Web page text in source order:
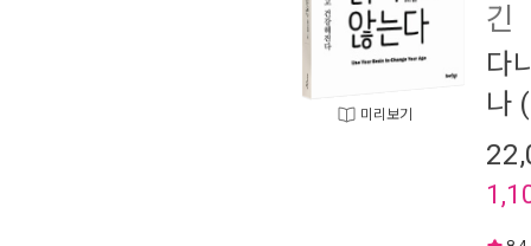
미리보기
긴
다
나